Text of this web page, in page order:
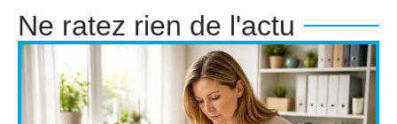
Ne ratez rien de l'actu